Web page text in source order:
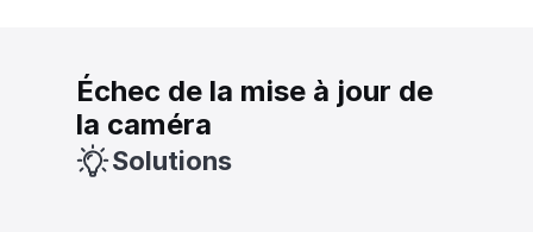
Échec de la mise à jour de
la caméra
Solutions